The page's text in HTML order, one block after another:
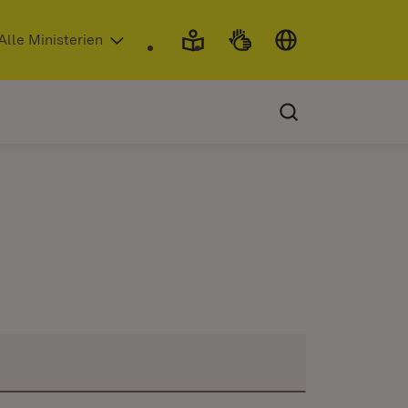
neuem Fenster)
Ministerien